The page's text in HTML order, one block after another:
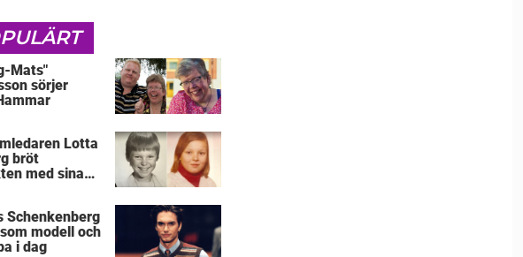
Mats"
sörjer
Lotta
bröt
med sina
Schenkenberg
modell och
i dag